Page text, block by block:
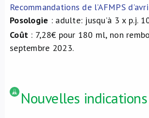
Recommandations de l’AFMPS
Posologie : adulte: jusqu’à 3 x p.j.
Coût : 7,28€ pour 180 ml, non
septembre 2023.
Nouvelles indications